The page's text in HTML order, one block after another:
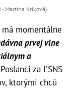
- Martina Kriková)
má momentálne
prvej vlne
a
za ĽSNS
ktorými chcú